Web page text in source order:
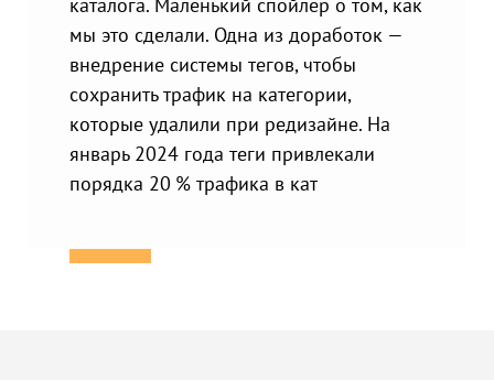
мы это сделали. Одна из доработок —
внедрение системы тегов, чтобы
сохранить трафик на категории,
которые удалили при редизайне. На
январь 2024 года теги привлекали
порядка 20 % трафика в кат